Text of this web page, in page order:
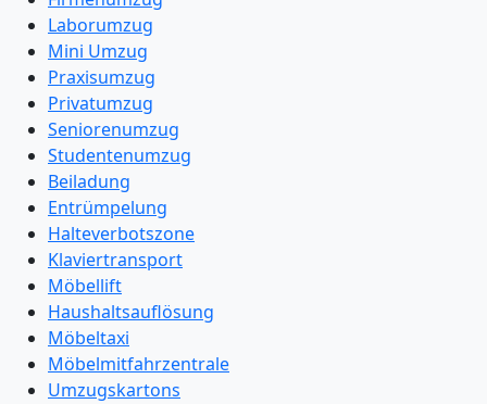
Laborumzug
Mini Umzug
Praxisumzug
Privatumzug
Seniorenumzug
Studentenumzug
Beiladung
Entrümpelung
Halteverbotszone
Klaviertransport
Möbellift
Haushaltsauflösung
Möbeltaxi
Möbelmitfahrzentrale
Umzugskartons